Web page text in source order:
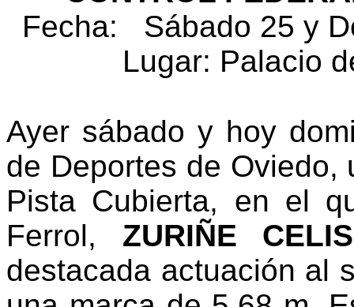
Fecha: Sábado 25 y
Lugar: Palacio
Ayer sábado y hoy
de Deportes de Oviedo,
Pista Cubierta, en el
Ferrol, ZURIÑE
destacada actuación al